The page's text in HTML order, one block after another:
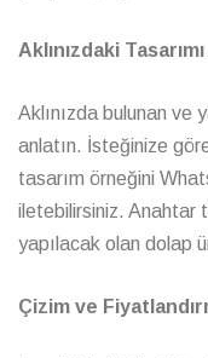
Aklınızdaki
Aklınızda bulunan ve
anlatın. İsteğinize
tasarım örneğini
iletebilirsiniz. Anahtar
yapılacak olan dolap
Çizim ve